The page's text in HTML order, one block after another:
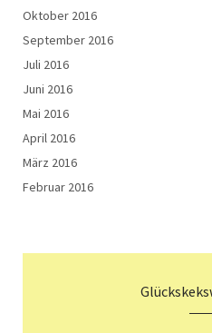
Oktober 2016
September 2016
Juli 2016
Juni 2016
Mai 2016
April 2016
März 2016
Februar 2016